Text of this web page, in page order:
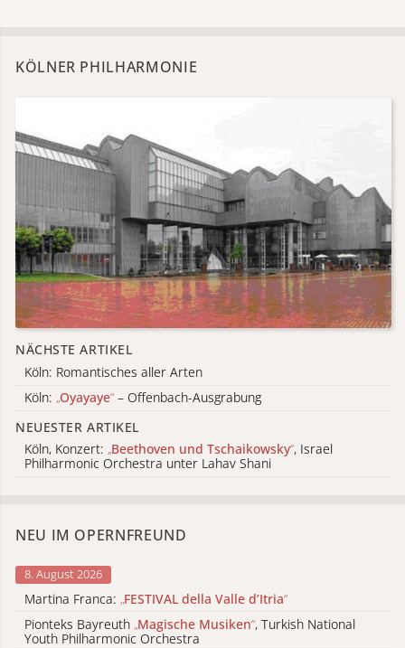
KÖLNER PHILHARMONIE
NÄCHSTE ARTIKEL
Köln: Romantisches aller Arten
Köln: „Oyayaye“ – Offenbach-Ausgrabung
NEUESTER ARTIKEL
Köln, Konzert: „Beethoven und Tschaikowsky“, Israel
Philharmonic Orchestra unter Lahav Shani
NEU IM OPERNFREUND
8. August 2026
Martina Franca: „FESTIVAL della Valle d’Itria“
Pionteks Bayreuth „Magische Musiken“, Turkish National
Youth Philharmonic Orchestra